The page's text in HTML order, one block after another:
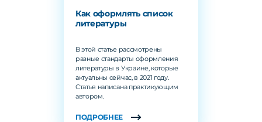
Как оформлять список
литературы
В этой статье рассмотрены
разные стандарты оформления
литературы в Украине, которые
актуальны сейчас, в 2021 году.
Статья написана практикующим
автором.
ПОДРОБНЕЕ